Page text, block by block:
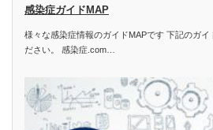
感染症ガイドMAP
様々な感染症情報のガイドMAPです 下記のガイ
ださい。 感染症.com…